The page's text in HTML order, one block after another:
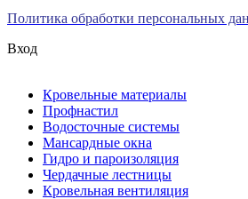
Политика обработки персональных
Вход
Кровельные материалы
Профнастил
Водосточные системы
Мансардные окна
Гидро и пароизоляция
Чердачные лестницы
Кровельная вентиляция